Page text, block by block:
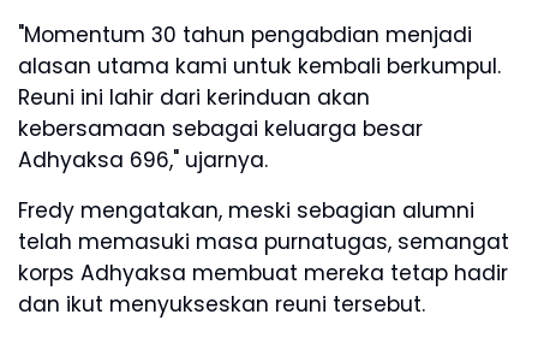
"Momentum 30 tahun pengabdian menjadi
alasan utama kami untuk kembali berkumpul.
Reuni ini lahir dari kerinduan akan
kebersamaan sebagai keluarga besar
Adhyaksa 696," ujarnya.
Fredy mengatakan, meski sebagian alumni
telah memasuki masa purnatugas, semangat
korps Adhyaksa membuat mereka tetap hadir
dan ikut menyukseskan reuni tersebut.